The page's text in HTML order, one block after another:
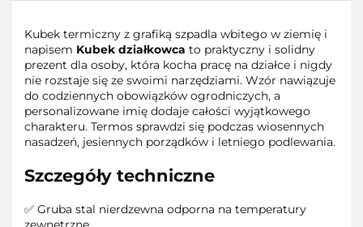
Kubek termiczny z grafiką szpadla wbitego w ziemię i
napisem Kubek działkowca to praktyczny i solidny
prezent dla osoby, która kocha pracę na działce i nigdy
nie rozstaje się ze swoimi narzędziami. Wzór nawiązuje
do codziennych obowiązków ogrodniczych, a
personalizowane imię dodaje całości wyjątkowego
charakteru. Termos sprawdzi się podczas wiosennych
nasadzeń, jesiennych porządków i letniego podlewania.
Szczegóły techniczne
✅ Gruba stal nierdzewna odporna na temperatury